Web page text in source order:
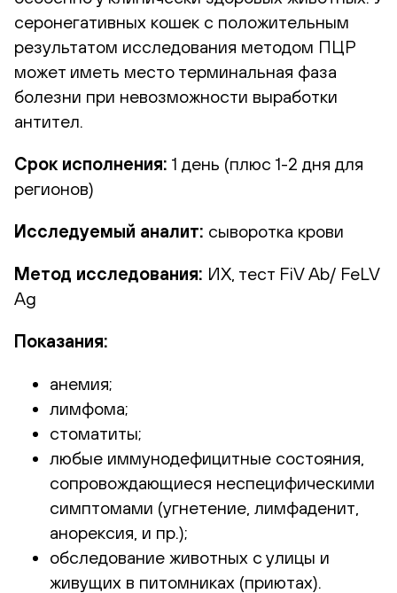
серонегативных кошек с положительным
результатом исследования методом ПЦР
может иметь место терминальная фаза
болезни при невозможности выработки
антител.
Срок исполнения: 1 день (плюс 1-2 дня для
регионов)
Исследуемый аналит: сыворотка крови
Метод исследования: ИХ, тест FiV Ab/ FeLV
Ag
Показания:
анемия;
лимфома;
стоматиты;
любые иммунодефицитные состояния,
сопровождающиеся неспецифическими
симптомами (угнетение, лимфаденит,
анорексия, и пр.);
обследование животных с улицы и
живущих в питомниках (приютах).